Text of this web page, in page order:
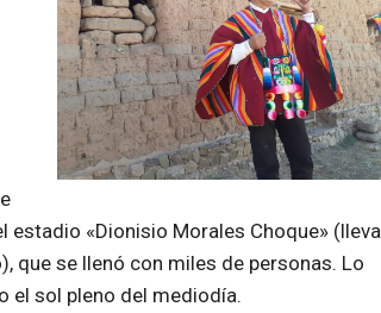
estadio «Dionisio Morales Choque» (lleva
que se llenó con miles de personas. Lo
el sol pleno del mediodía.